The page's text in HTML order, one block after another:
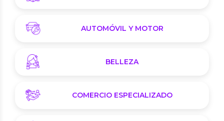
AUTOMÓVIL Y MOTOR
BELLEZA
COMERCIO ESPECIALIZADO